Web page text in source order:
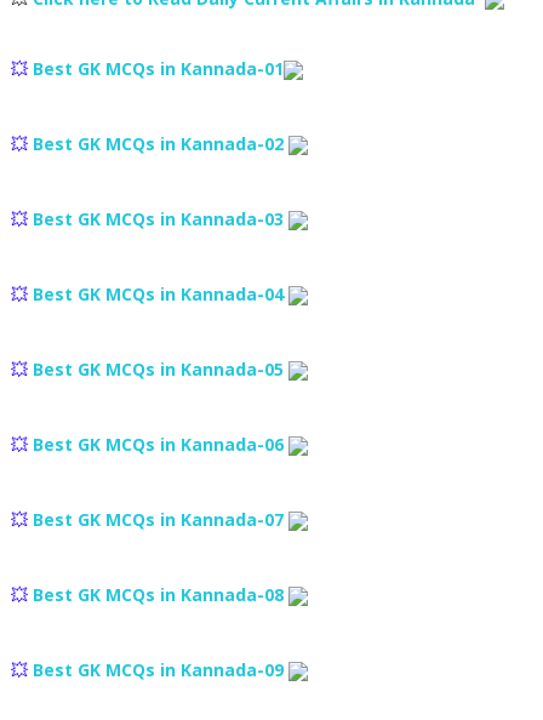
💥 Best GK MCQs in Kannada-01
💥 Best GK MCQs in Kannada-02
💥 Best GK MCQs in Kannada-03
💥 Best GK MCQs in Kannada-04
💥 Best GK MCQs in Kannada-05
💥 Best GK MCQs in Kannada-06
💥 Best GK MCQs in Kannada-07
💥 Best GK MCQs in Kannada-08
💥 Best GK MCQs in Kannada-09